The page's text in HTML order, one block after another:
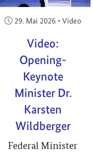
Veröffentlicht am:
29. Mai 2026 • Video
Video:
Opening-
Keynote
Minister Dr.
Karsten
Wildberger
Federal Minister